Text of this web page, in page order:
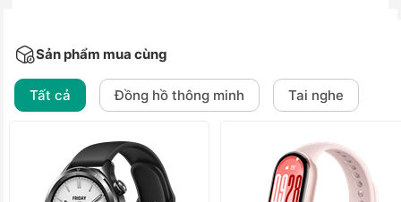
Sản phẩm mua cùng
Tất cả Đồng hồ thông minh Tai nghe